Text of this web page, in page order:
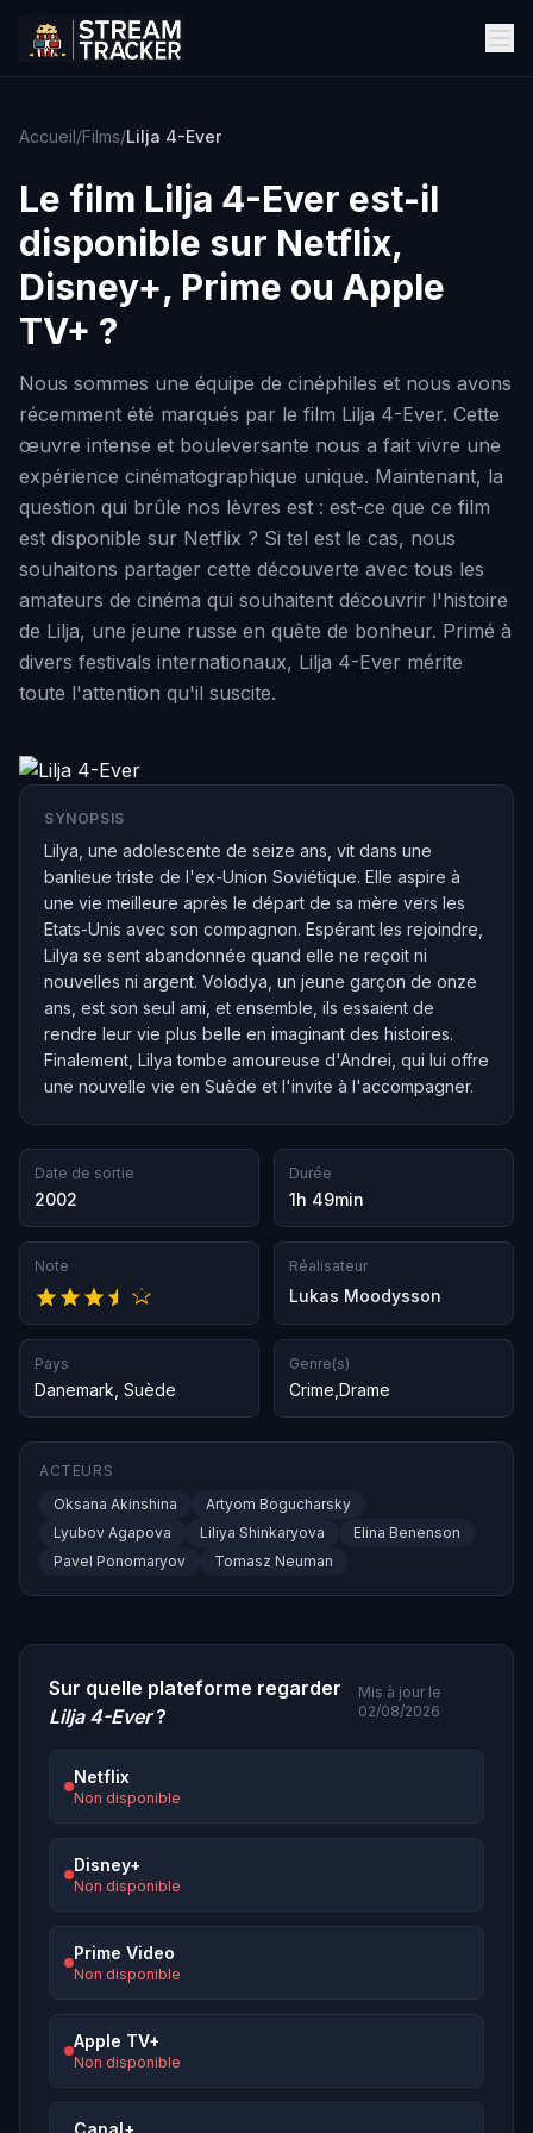
Accueil/Films/Lilja 4-Ever
Le film Lilja 4-Ever est-il
disponible sur Netflix,
Disney+, Prime ou Apple
TV+ ?
Nous sommes une équipe de cinéphiles et nous avons
récemment été marqués par le film Lilja 4-Ever. Cette
œuvre intense et bouleversante nous a fait vivre une
expérience cinématographique unique. Maintenant, la
question qui brûle nos lèvres est : est-ce que ce film
est disponible sur Netflix ? Si tel est le cas, nous
souhaitons partager cette découverte avec tous les
amateurs de cinéma qui souhaitent découvrir l'histoire
de Lilja, une jeune russe en quête de bonheur. Primé à
divers festivals internationaux, Lilja 4-Ever mérite
toute l'attention qu'il suscite.
SYNOPSIS
Lilya, une adolescente de seize ans, vit dans une
banlieue triste de l'ex-Union Soviétique. Elle aspire à
une vie meilleure après le départ de sa mère vers les
Etats-Unis avec son compagnon. Espérant les rejoindre,
Lilya se sent abandonnée quand elle ne reçoit ni
nouvelles ni argent. Volodya, un jeune garçon de onze
ans, est son seul ami, et ensemble, ils essaient de
rendre leur vie plus belle en imaginant des histoires.
Finalement, Lilya tombe amoureuse d'Andrei, qui lui offre
une nouvelle vie en Suède et l'invite à l'accompagner.
Date de sortie
2002
Durée
1h 49min
Note Réalisateur
Lukas Moodysson
Pays
Danemark Suède
Genre(s)
Crime Drame
ACTEURS
Oksana Akinshina
Artyom Bogucharsky
Lyubov Agapova
Liliya Shinkaryova
Elina Benenson
Pavel Ponomaryov
Tomasz Neuman
Sur quelle plateforme regarder
Lilja 4-Ever?
Mis à jour le
02/08/2026
Netflix
Non disponible
Disney+
Non disponible
Prime Video
Non disponible
Apple TV+
Non disponible